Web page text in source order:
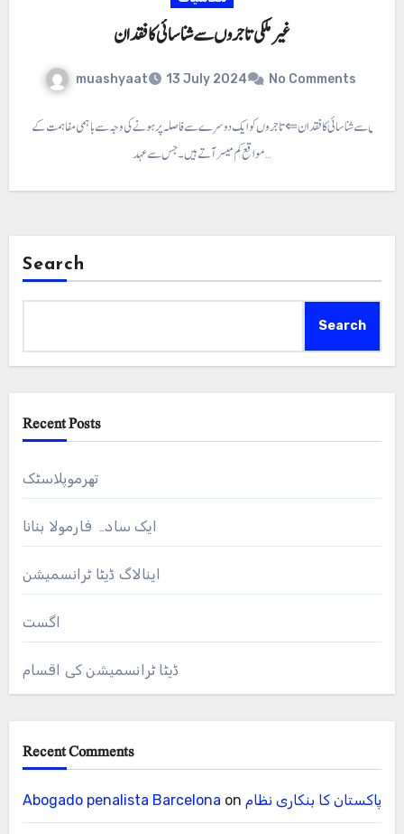
غیر ملکی تاجروں سے شناسائی کا فقدان
muashyaat 13 July 2024 No Comments
تاجروں سے شناسائی کا فقدان ⇐ تاجروں کو ایک دوسرے سے فاصلہ پر ہونے کی وجہ سے باہمی مفاہمت کے
مواقع کم میسر آتے ہیں۔ جس سے عہد…
Search
Search
Recent Posts
تھرموپلاسٹک
ایک سادہ فارمولا بنانا
اینالاگ ڈیٹا ٹرانسمیشن
اگست
ڈیٹا ٹرانسمیشن کی اقسام
Recent Comments
Abogado penalista Barcelona on پاکستان کا بنکاری نظام